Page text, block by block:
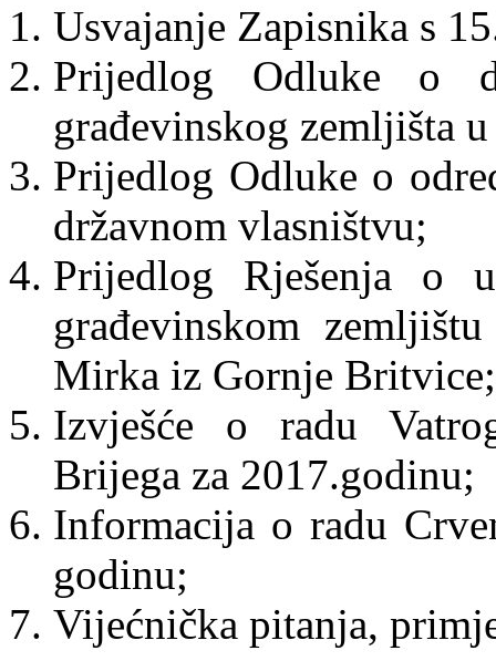
Usvajanje Zapisnika s
Prijedlog Odluke o
građevinskog zemljišta
Prijedlog Odluke o
državnom vlasništvu;
Prijedlog Rješenja o
građevinskom
Mirka iz Gornje Britvice;
Izvješće o radu
Brijega za 2017.godinu;
Informacija o radu
godinu;
Vijećnička pitanja,